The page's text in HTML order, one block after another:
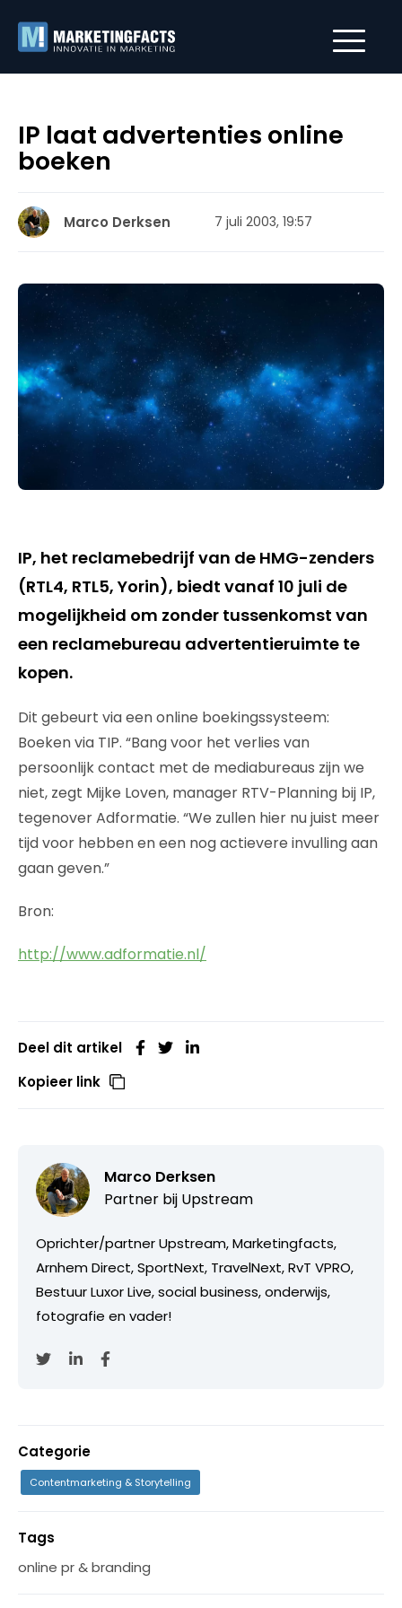
IP laat advertenties online
boeken
Marco Derksen 7 juli 2003, 19:57
IP, het reclamebedrijf van de HMG-zenders
(RTL4, RTL5, Yorin), biedt vanaf 10 juli de
mogelijkheid om zonder tussenkomst van
een reclamebureau advertentieruimte te
kopen.
Dit gebeurt via een online boekingssysteem:
Boeken via TIP. “Bang voor het verlies van
persoonlijk contact met de mediabureaus zijn we
niet, zegt Mijke Loven, manager RTV-Planning bij IP,
tegenover Adformatie. “We zullen hier nu juist meer
tijd voor hebben en een nog actievere invulling aan
gaan geven.”
Bron:
http://www.adformatie.nl/
Deel dit artikel
Kopieer link
Marco Derksen
Partner bij Upstream
Oprichter/partner Upstream, Marketingfacts,
Arnhem Direct, SportNext, TravelNext, RvT VPRO,
Bestuur Luxor Live, social business, onderwijs,
fotografie en vader!
Categorie
Contentmarketing & Storytelling
Tags
online pr & branding